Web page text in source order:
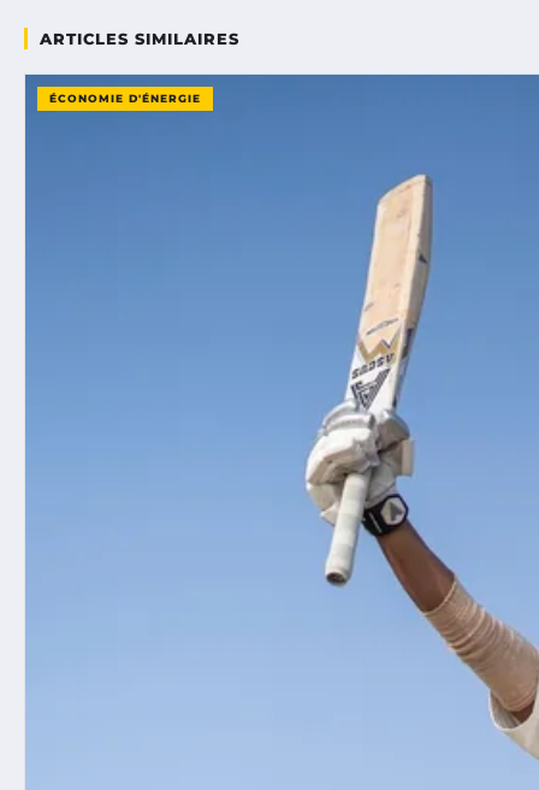
ARTICLES SIMILAIRES
ÉCONOMIE D'ÉNERGIE